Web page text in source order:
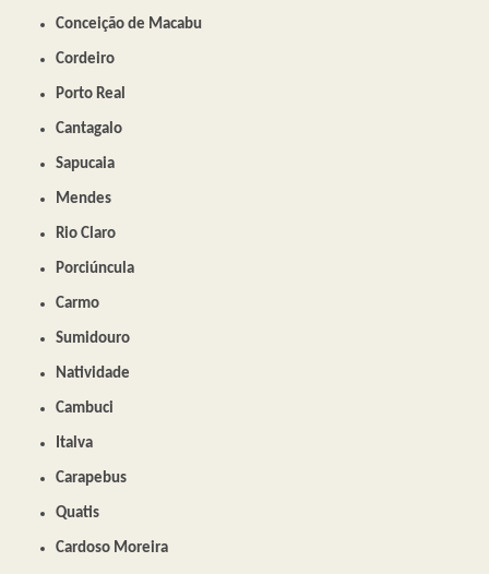
Conceição de Macabu
Cordeiro
Porto Real
Cantagalo
Sapucaia
Mendes
Rio Claro
Porciúncula
Carmo
Sumidouro
Natividade
Cambuci
Italva
Carapebus
Quatis
Cardoso Moreira